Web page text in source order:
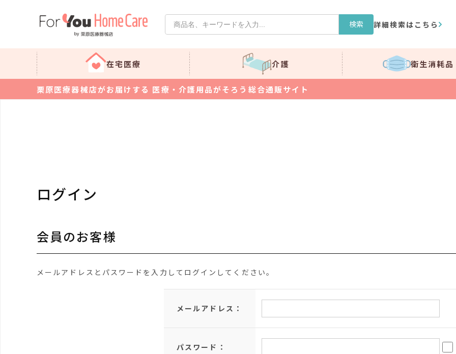
検索 詳細検索はこちら
在宅医療 介護 衛生消耗品
栗原医療器械店がお届けする 医療・介護用品がそろう総合通販サイト
ログイン
会員のお客様
メールアドレスとパスワードを入力してログインしてください。
メールアドレス：
パスワード：